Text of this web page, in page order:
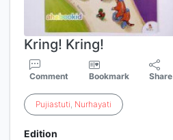
Kring! Kring!
Comment Bookmark Share
Pujiastuti, Nurhayati
Edition